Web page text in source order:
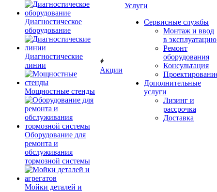
Диагностическое
оборудование
Диагностические
линии
Мощностные стенды
Оборудование для
ремонта и
обслуживания
тормозной системы
Мойки деталей и
Акции
Услуги
Сервисные службы
Монтаж и ввод
в эксплуатацию
Ремонт
оборудования
Консультация
Дополнительные
услуги
Лизинг и
рассрочка
Доставка